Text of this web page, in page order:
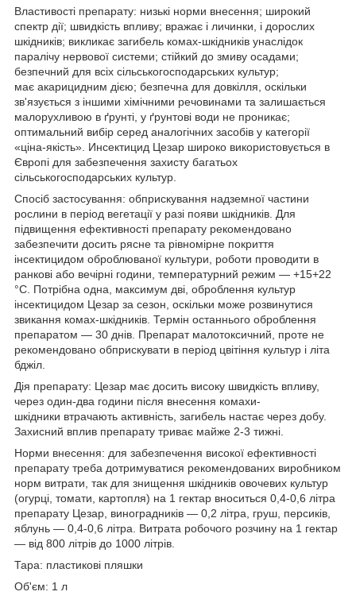
Властивості препарату: низькі норми внесення; широкий
спектр дії; швидкість впливу; вражає і личинки, і дорослих
шкідників; викликає загибель комах-шкідників унаслідок
паралічу нервової системи; стійкий до змиву осадами;
безпечний для всіх сільськогосподарських культур;
має акарицидним дією; безпечна для довкілля, оскільки
зв'язується з іншими хімічними речовинами та залишається
малорухливою в ґрунті, у ґрунтові води не проникає;
оптимальний вибір серед аналогічних засобів у категорії
«ціна-якість». Инсектицид Цезар широко використовується в
Європі для забезпечення захисту багатьох
сільськогосподарських культур.
Спосіб застосування: обприскування надземної частини
рослини в період вегетації у разі появи шкідників. Для
підвищення ефективності препарату рекомендовано
забезпечити досить рясне та рівномірне покриття
інсектицидом оброблюваної культури, роботи проводити в
ранкові або вечірні години, температурний режим — +15+22
°C. Потрібна одна, максимум дві, оброблення культур
інсектицидом Цезар за сезон, оскільки може розвинутися
звикання комах-шкідників. Термін останнього оброблення
препаратом — 30 днів. Препарат малотоксичний, проте не
рекомендовано обприскувати в період цвітіння культур і літа
бджіл.
Дія препарату: Цезар має досить високу швидкість впливу,
через один-два години після внесення комахи-
шкідники втрачають активність, загибель настає через добу.
Захисний вплив препарату триває майже 2-3 тижні.
Норми внесення: для забезпечення високої ефективності
препарату треба дотримуватися рекомендованих виробником
норм витрати, так для знищення шкідників овочевих культур
(огурці, томати, картопля) на 1 гектар вноситься 0,4-0,6 літра
препарату Цезар, виноградників — 0,2 літра, груш, персиків,
яблунь — 0,4-0,6 літра. Витрата робочого розчину на 1 гектар
— від 800 літрів до 1000 літрів.
Тара: пластикові пляшки
Об'єм: 1 л